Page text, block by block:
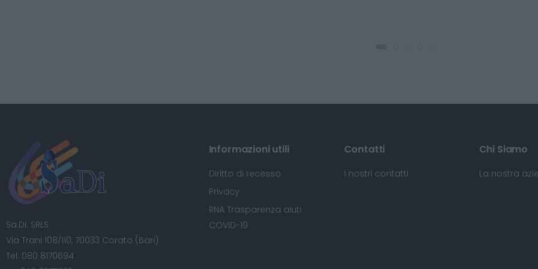
Sa.Di. SRLS
Via Trani 108/110, 70033 Corato (Bari)
Tel: 080 8170694
Informazioni utili
Diritto di recesso
Privacy
RNA Trasparenza aiuti
COVID-19
Contatti
I nostri contatti
Chi Siamo
La nostra